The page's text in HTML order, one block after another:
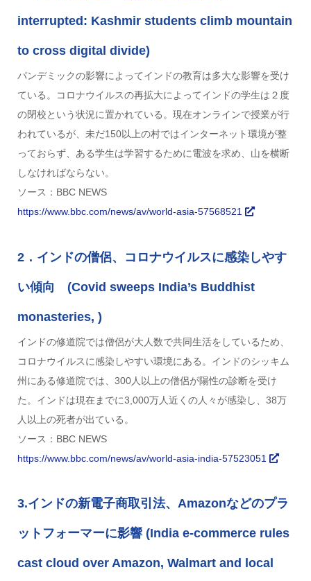
interrupted: Kashmir students climb mountain
to cross digital divide)
パンデミックの影響によってインドの教育は多大な影響を受け
ている。コロナウイルスの再拡大によってインドの学生は２度
の閉校という状況に置かれている。現在オンラインで授業が行
われているが、未だ150以上の村ではインターネット環境が整
っておらず、ある学生は学習するために電波を求め、山を横断
しなければならない。
ソース：BBC NEWS
https://www.bbc.com/news/av/world-asia-57568521
2．インドの僧侶、コロナウイルスに感染しやす
い傾向 (Covid sweeps India’s Buddhist
monasteries, )
インドの修道院では僧侶が大人数で共同生活をしているため、
コロナウイルスに感染しやすい環境にある。インドのシッキム
州にある修道院では、300人以上の僧侶が陽性の診断を受け
た。インドは現在までに3,000万人近くの人々が感染し、38万
人以上の死者が出ている。
ソース：BBC NEWS
https://www.bbc.com/news/av/world-asia-india-57523051
3.インドの新電子商取引法、Amazonなどのプラ
ットフォーマーに影響 (India e-commerce rules
cast cloud over Amazon, Walmart and local